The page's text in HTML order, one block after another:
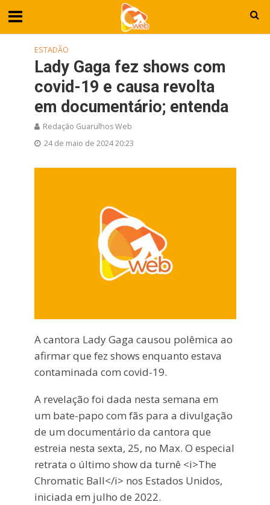
ESTADÃO
Lady Gaga fez shows com
covid-19 e causa revolta
em documentário; entenda
Redação Guarulhos Web
24 de maio de 2024 20:23
A cantora Lady Gaga causou polêmica ao
afirmar que fez shows enquanto estava
contaminada com covid-19.
A revelação foi dada nesta semana em
um bate-papo com fãs para a divulgação
de um documentário da cantora que
estreia nesta sexta, 25, no Max. O especial
retrata o último show da turnê <i>The
Chromatic Ball</i> nos Estados Unidos,
iniciada em julho de 2022.